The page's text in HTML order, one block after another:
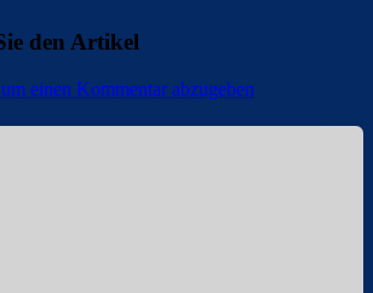
den Artikel
einen Kommentar abzugeben